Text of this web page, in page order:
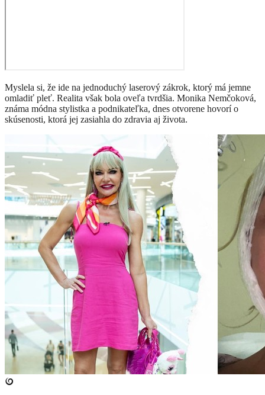
Myslela si, že ide na jednoduchý laserový zákrok, ktorý má jemne
omladiť pleť. Realita však bola oveľa tvrdšia. Monika Nemčoková,
známa módna stylistka a podnikateľka, dnes otvorene hovorí o
skúsenosti, ktorá jej zasiahla do zdravia aj života.